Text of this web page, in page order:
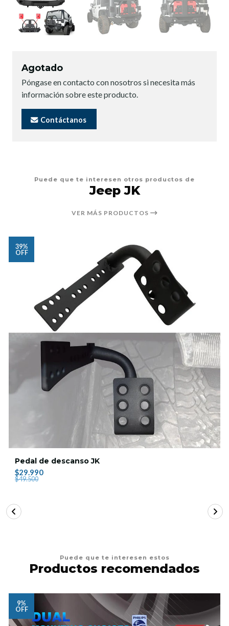
Agotado
Póngase en contacto con nosotros si necesita más
información sobre este producto.
Contáctanos
Puede que te interesen otros productos de
Jeep JK
VER MÁS PRODUCTOS
39%
OFF
Pedal de descanso JK
$29.990
$49.500
Puede que te interesen estos
Productos recomendados
9%
OFF